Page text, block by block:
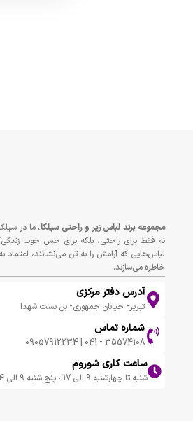
مجموعه برند لباس زير و راحتى سيلكا، ما در
نه فقط برای راحتی، بلکه برای حس خوب
لباس‌هایی که آرامش را به تن می‌نشانند، اعتماد
خاطره می‌سازند.
آدرس دفتر مرکزی
تبریز- خیابان جمهوری- بن بست شهدا
شماره تماس
35574108 - 041 | 09057912234
ساعت کاری شوروم
شنبه تا چهارشنبه 9 الی 17 ، پنج شنبه 9 الی 14